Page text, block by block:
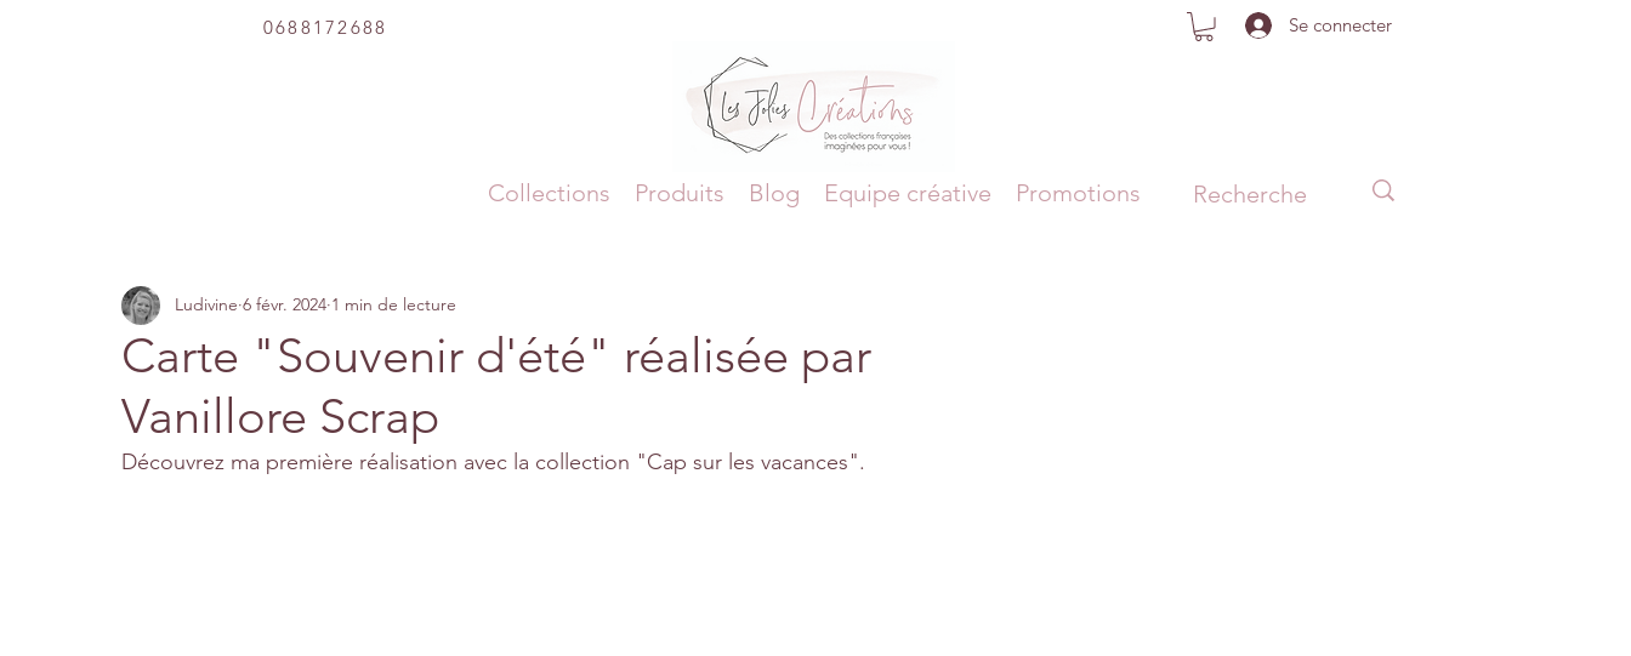
0688172688 Se connecter
Collections Produits Blog Equipe créative Promotions
Carte "Souvenir d'été" réalisée par
Vanillore Scrap
Ludivine 6 févr. 2024 1 min de lecture
Découvrez ma première réalisation avec la collection "Cap sur les vacances".